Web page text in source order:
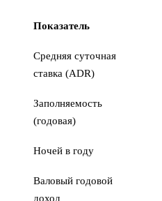
Показатель
Средняя суточная
ставка (ADR)
Заполняемость
(годовая)
Ночей в году
Валовый годовой
доход